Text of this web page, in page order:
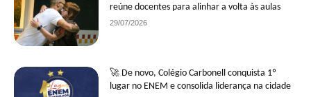
reúne docentes para alinhar a volta às aulas
29/07/2026
🚀 De novo, Colégio Carbonell conquista 1º
lugar no ENEM e consolida liderança na cidade